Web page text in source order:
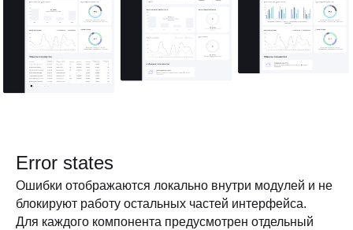
Error states
Ошибки отображаются локально внутри модулей и не
блокируют работу остальных частей интерфейса.
Для каждого компонента предусмотрен отдельный